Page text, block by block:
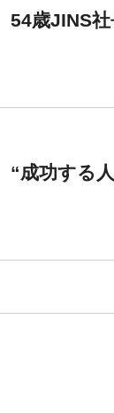
54歳JINS
“成功する